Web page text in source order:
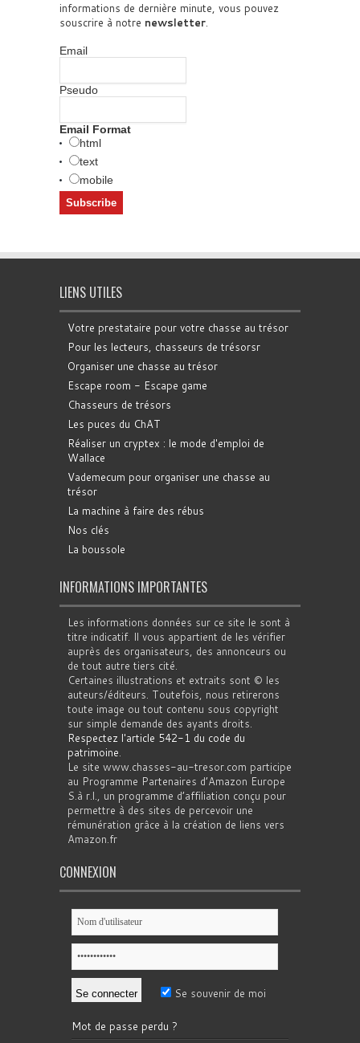
informations de dernière minute, vous pouvez
souscrire à notre newsletter
Email
Pseudo
Email Format
html
text
mobile
LIENS UTILES
Votre prestataire pour votre chasse au trésor
Pour les lecteurs, chasseurs de trésorsr
Organiser une chasse au trésor
Escape room - Escape game
Chasseurs de trésors
Les puces du ChAT
Réaliser un cryptex : le mode d'emploi de
Wallace
Vademecum pour organiser une chasse au
trésor
La machine à faire des rébus
Nos clés
La boussole
INFORMATIONS IMPORTANTES
Les informations données sur ce site le sont à
titre indicatif. Il vous appartient de les vérifier
auprès des organisateurs, des annonceurs ou
de tout autre tiers cité.
Certaines illustrations et extraits sont © les
auteurs/éditeurs. Toutefois, nous retirerons
toute image ou tout contenu sous copyright
sur simple demande des ayants droits.
Respectez l'article 542-1 du code du
patrimoine
Le site www.chasses-au-tresor.com participe
au Programme Partenaires d’Amazon Europe
S.à r.l., un programme d’affiliation conçu pour
permettre à des sites de percevoir une
rémunération grâce à la création de liens vers
Amazon.fr
CONNEXION
Se souvenir de moi
Mot de passe perdu ?